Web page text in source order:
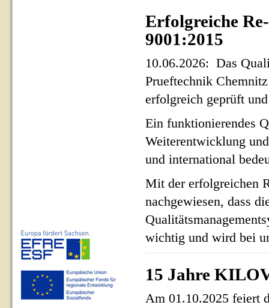
Erfolgreiche
9001:2015
10.06.2026: Das
Prueftechnik
erfolgreich geprüft
Ein funktionierendes
Weiterentwicklung
und international
Mit der erfolgreichen
nachgewiesen, dass
wichtig und wird bei
15 Jahre
Am 01.10.2025 feiert